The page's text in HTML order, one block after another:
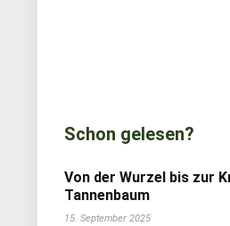
Schon gelesen?
Von der Wurzel bis zur
Tannenbaum
15. September 2025